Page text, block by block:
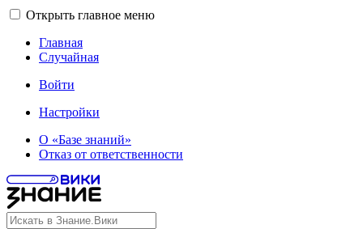
Открыть главное меню
Главная
Случайная
Войти
Настройки
О «Базе знаний»
Отказ от ответственности